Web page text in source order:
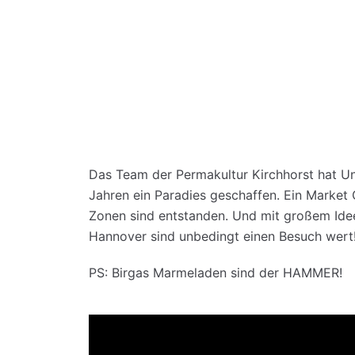
Das Team der Permakultur Kirchhorst hat
Jahren ein Paradies geschaffen. Ein
Zonen sind entstanden. Und mit großem
Hannover sind unbedingt einen Besuch wert!
PS: Birgas Marmeladen sind der HAMMER!